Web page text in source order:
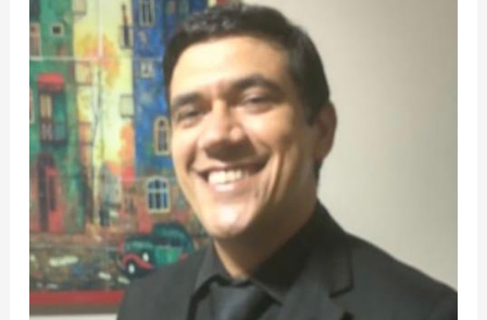
BENEVOLENTES
–
LITERATURA
EM
TEMPOS
DE
FASCISMO
–
Charles
Nascimento
de
Sá